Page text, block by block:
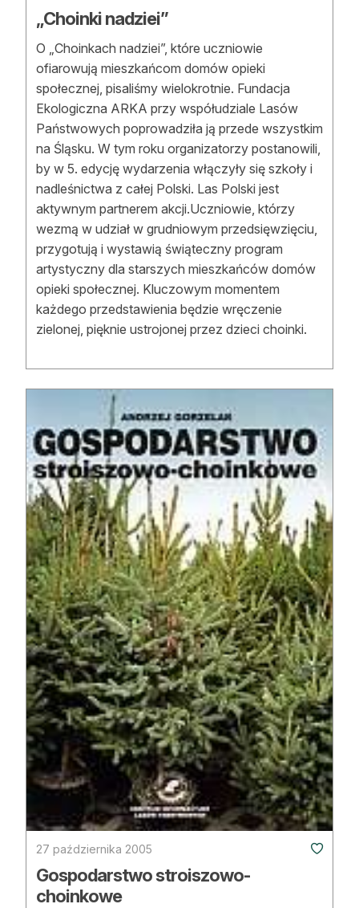
„Choinki nadziei”
O „Choinkach nadziei”, które uczniowie
ofiarowują mieszkańcom domów opieki
społecznej, pisaliśmy wielokrotnie. Fundacja
Ekologiczna ARKA przy współudziale Lasów
Państwowych poprowadziła ją przede wszystkim
na Śląsku. W tym roku organizatorzy postanowili,
by w 5. edycję wydarzenia włączyły się szkoły i
nadleśnictwa z całej Polski. Las Polski jest
aktywnym partnerem akcji.Uczniowie, którzy
wezmą w udział w grudniowym przedsięwzięciu,
przygotują i wystawią świąteczny program
artystyczny dla starszych mieszkańców domów
opieki społecznej. Kluczowym momentem
każdego przedstawienia będzie wręczenie
zielonej, pięknie ustrojonej przez dzieci choinki.
27 października 2005
Gospodarstwo stroiszowo-
choinkowe